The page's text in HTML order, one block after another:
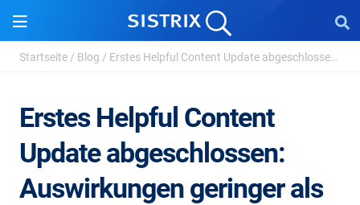
Startseite / Blog / Erstes Helpful Content Update abgeschlossen: Auswirkungen ...
Erstes Helpful Content
Update abgeschlossen:
Auswirkungen geringer als